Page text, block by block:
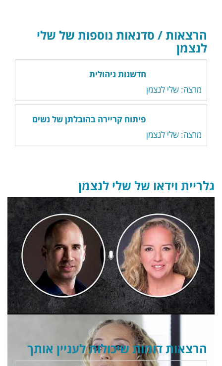
הרצאות / סדנאות נוספות של שלי
לנצמן
חדשנות ניהולית
מרצה: שלי לנצמן
פיתוח קריירה בהובלתן של נשים
מרצה: שלי לנצמן
גלריית וידאו של שלי לנצמן
הרצאות דומות שיכולות לעניין אותך